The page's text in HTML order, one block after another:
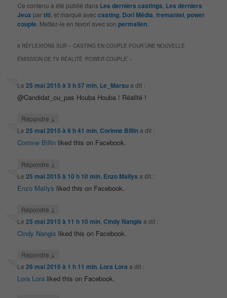
Ce contenu a été publié dans Les derniers castings Les derniers
Jeux partiti , et marqué aveccasting Dori Média ,fremantel ,power
couple . Mettez-le en favori avec sonpermalien
6 RÉFLEXIONS SUR «CASTING EN COUPLE POUR UNE NOUVELLE
ÉMISSION DE TV RÉALITÉ ‘POWER COUPLE’ »
Le25 mai 2015 à 3 h 57 min Le_Marsua dit :
@Candidat_ou_pas Houba Houba ! Réalité !
Répondre ↓
Le25 mai 2015 à 6 h 41 min,Corinne Billina dit :
Corinne Billin liked this on Facebook.
Répondre ↓
Le25 mai 2015 à 10 h 10 min Enzo Maïlys a dit :
Enzo Maïlys liked this on Facebook.
Répondre ↓
Le25 mai 2015 à 11 h 10 min ,Cindy Nangis a dit :
Cindy Nangis liked this on Facebook.
Répondre ↓
Le26 mai 2015 à 1 h 11 min Lora Lora a dit :
Lora Lora liked this on Facebook.